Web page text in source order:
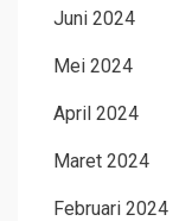
Juni 2024
Mei 2024
April 2024
Maret 2024
Februari 2024